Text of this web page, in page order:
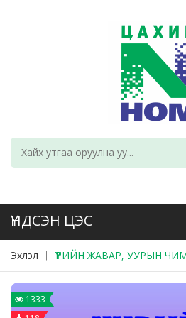
Эхлэл ҮҮРИЙН ЖАВАР, УУРЫН
1333